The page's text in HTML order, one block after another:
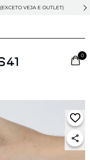
(EXCETO VEJA E OUTLET)
0